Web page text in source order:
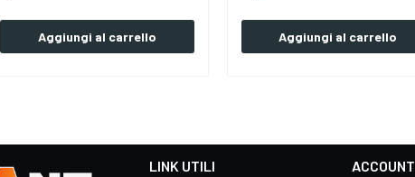
Aggiungi al carrello Aggiungi al carrello
LINK UTILI ACCOUNT